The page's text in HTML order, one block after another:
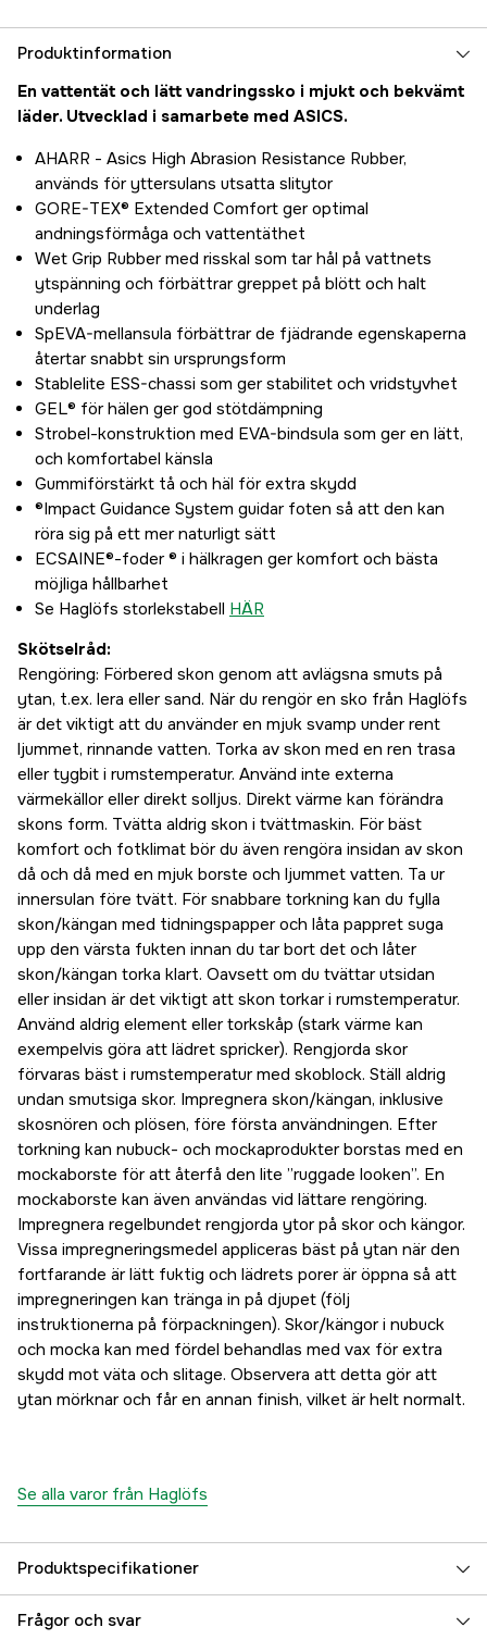
1 624 kr
41 1/3
1 624 kr
Slutsåld
1 624 kr
Slutsåld
Produktinformation
En vattentät och lätt vandringssko i mjukt och bekvämt
läder. Utvecklad i samarbete med ASICS.
AHARR - Asics High Abrasion Resistance Rubber,
används för yttersulans utsatta slitytor
GORE-TEX® Extended Comfort ger optimal
andningsförmåga och vattentäthet
Wet Grip Rubber med risskal som tar hål på vattnets
ytspänning och förbättrar greppet på blött och halt
underlag
SpEVA-mellansula förbättrar de fjädrande egenskaperna
återtar snabbt sin ursprungsform
Stablelite ESS-chassi som ger stabilitet och vridstyvhet
GEL® för hälen ger god stötdämpning
Strobel-konstruktion med EVA-bindsula som ger en lätt,
och komfortabel känsla
Gummiförstärkt tå och häl för extra skydd
®Impact Guidance System guidar foten så att den kan
röra sig på ett mer naturligt sätt
ECSAINE®-foder ® i hälkragen ger komfort och bästa
möjliga hållbarhet
Se Haglöfs storlekstabell HÄR
Skötselråd:
Rengöring: Förbered skon genom att avlägsna smuts på
ytan, t.ex. lera eller sand. När du rengör en sko från Haglöfs
är det viktigt att du använder en mjuk svamp under rent
ljummet, rinnande vatten. Torka av skon med en ren trasa
eller tygbit i rumstemperatur. Använd inte externa
värmekällor eller direkt solljus. Direkt värme kan förändra
skons form. Tvätta aldrig skon i tvättmaskin. För bäst
komfort och fotklimat bör du även rengöra insidan av skon
då och då med en mjuk borste och ljummet vatten. Ta ur
innersulan före tvätt. För snabbare torkning kan du fylla
skon/kängan med tidningspapper och låta pappret suga
upp den värsta fukten innan du tar bort det och låter
skon/kängan torka klart. Oavsett om du tvättar utsidan
eller insidan är det viktigt att skon torkar i rumstemperatur.
Använd aldrig element eller torkskåp (stark värme kan
exempelvis göra att lädret spricker). Rengjorda skor
förvaras bäst i rumstemperatur med skoblock. Ställ aldrig
undan smutsiga skor. Impregnera skon/kängan, inklusive
skosnören och plösen, före första användningen. Efter
torkning kan nubuck- och mockaprodukter borstas med en
mockaborste för att återfå den lite ”ruggade looken”. En
mockaborste kan även användas vid lättare rengöring.
Impregnera regelbundet rengjorda ytor på skor och kängor.
Vissa impregneringsmedel appliceras bäst på ytan när den
fortfarande är lätt fuktig och lädrets porer är öppna så att
impregneringen kan tränga in på djupet (följ
instruktionerna på förpackningen). Skor/kängor i nubuck
och mocka kan med fördel behandlas med vax för extra
skydd mot väta och slitage. Observera att detta gör att
ytan mörknar och får en annan finish, vilket är helt normalt.
Se alla varor från Haglöfs
Produktspecifikationer
Färgton Svart
Frågor och svar